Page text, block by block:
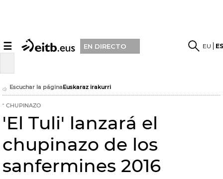
☰ EN DIRECTO EU
Escuchar la páginaEuskaraz irakurri
CHUPINAZO
'El Tuli' lanzará el
chupinazo de los
sanfermines 2016